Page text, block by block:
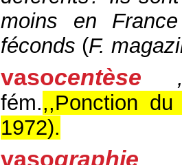
moins en France
féconds (F.
vasocentèse
fém.,,Ponction
1972).
vasographie
,